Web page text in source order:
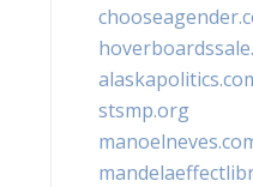
stsmp.org